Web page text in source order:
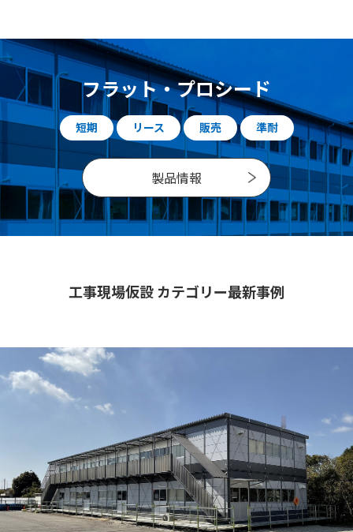
フラット・プロシード
短期 リース 販売 準耐
製品情報
工事現場仮設 カテゴリー最新事例